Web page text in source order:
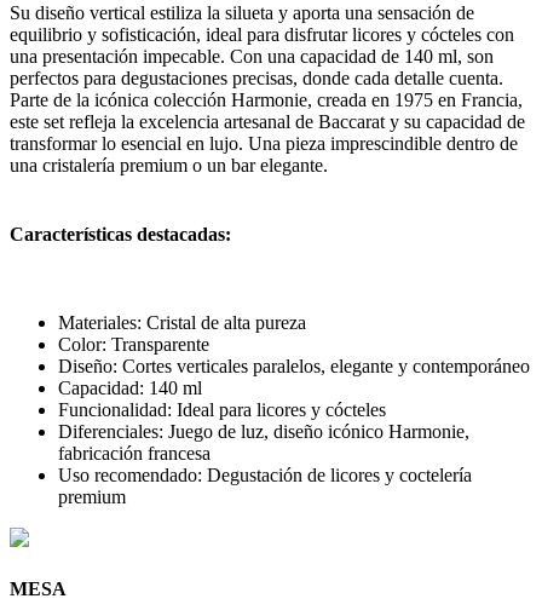
Su diseño vertical estiliza la silueta y aporta una sensación de
equilibrio y sofisticación, ideal para disfrutar licores y cócteles con
una presentación impecable. Con una capacidad de 140 ml, son
perfectos para degustaciones precisas, donde cada detalle cuenta.
Parte de la icónica colección Harmonie, creada en 1975 en Francia,
este set refleja la excelencia artesanal de Baccarat y su capacidad de
transformar lo esencial en lujo. Una pieza imprescindible dentro de
una cristalería premium o un bar elegante.
Características destacadas:
Materiales: Cristal de alta pureza
Color: Transparente
Diseño: Cortes verticales paralelos, elegante y contemporáneo
Capacidad: 140 ml
Funcionalidad: Ideal para licores y cócteles
Diferenciales: Juego de luz, diseño icónico Harmonie,
fabricación francesa
Uso recomendado: Degustación de licores y coctelería
premium
MESA